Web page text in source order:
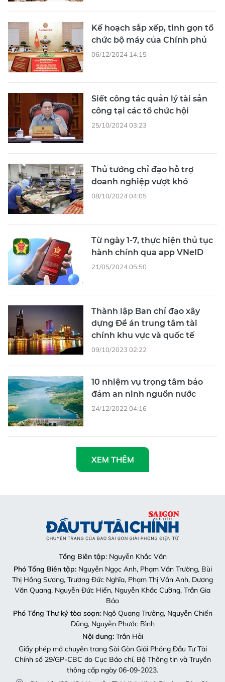
Kế hoạch sắp xếp, tinh gọn tổ
chức bộ máy của Chính phủ
06/12/2024 14:15
Siết công tác quản lý tài sản
công tại các tổ chức hội
25/10/2024 03:23
Thủ tướng chỉ đạo hỗ trợ
doanh nghiệp vượt khó
08/10/2024 04:05
Từ ngày 1-7, thực hiện thủ tục
hành chính qua app VNeID
21/05/2024 05:50
Thành lập Ban chỉ đạo xây
dựng Đề án trung tâm tài
chính khu vực và quốc tế
09/10/2023 02:22
10 nhiệm vụ trọng tâm bảo
đảm an ninh nguồn nước
24/12/2022 04:16
XEM THÊM
Tổng Biên tập: Nguyễn Khắc Văn
Phó Tổng Biên tập:Nguyễn Ngọc Anh, Phạm Văn Trường, Bùi
Thị Hồng Sương, Trương Đức Nghĩa, Phạm Thị Vân Anh, Dương
Văn Quang, Nguyễn Đức Hiển, Nguyễn Khắc Cường, Trần Gia
Bảo
Phó Tổng Thư ký tòa soạn:Ngô Quang Trưởng, Nguyễn Chiến
Dũng, Nguyễn Phước Bình
Nội dung:Trần Hải
Giấy phép mở chuyên trang Sài Gòn Giải Phóng Đầu Tư Tài
Chính số 29/GP-CBC do Cục Báo chí, Bộ Thông tin và Truyền
thông cấp ngày 06-09-2023.